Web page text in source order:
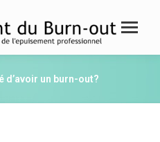
d’avoir un burn-out?